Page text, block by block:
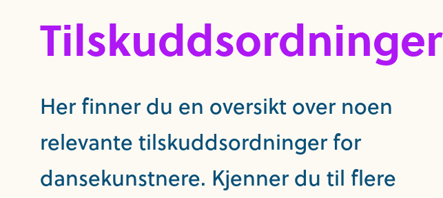
Tilskuddsordninger
Her finner du en oversikt over noen
relevante tilskuddsordninger for
dansekunstnere. Kjenner du til flere